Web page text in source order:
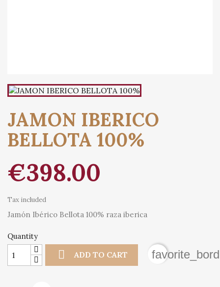
JAMON IBERICO
BELLOTA 100%
€398.00
Tax included
Jamón Ibérico Bellota 100% raza iberica
Quantity
 ADD TO CART